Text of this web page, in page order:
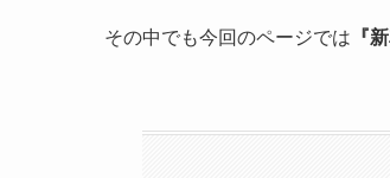
その中でも今回のページでは 『